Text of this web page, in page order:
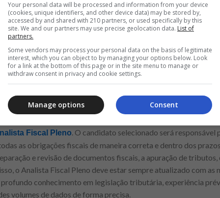
para corrigir erros gramaticais e de formatação.
no Atacadão, veja!
vagas abertas, e entre elas destaca-se a de Assistente de
apoiar o processo de aquisição de produtos, o que inclui desde
de entrega. Além disso, é importante sempre abastecer os
Assistente de Compras deve também acompanhar o
quaisquer problemas que possam surgir. Para desempenhar
de organização e atenção meticulosa aos detalhes.
Fiscal Pleno. O candidato selecionado será responsável
as obrigações fiscais de maneira correta e dentro dos
e revisão de documentos fiscais, a apuração de
o Analista Fiscal Pleno deve estar sempre atualizado com as
conhecimento em legislação tributária, experiência
volumes de dados de forma precisa.
Your personal data will be processed and information from your device
(cookies, unique identifiers, and other device data) may be stored by,
accessed by and shared with 210 partners, or used specifically by this
site. We and our partners may use precise geolocation data. List of
partners.
Some vendors may process your personal data on the basis of legitimate
interest, which you can object to by managing your options below. Look
for a link at the bottom of this page or in the site menu to manage or
withdraw consent in privacy and cookie settings.
Consent
Manage options